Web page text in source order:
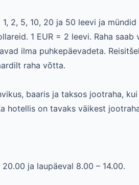
2, 5, 10, 20 ja 50 leevi ja mündid
1 EUR = 2 leevi. Raha saab
ilma puhkepäevadeta.
raha võtta.
baaris ja taksos jootraha,
hotellis on tavaks väikest
ja laupäeval 8.00 – 14.00.